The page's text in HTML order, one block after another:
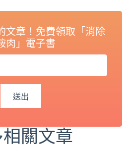
文章！免費領取「消除
肉」電子書
關文章